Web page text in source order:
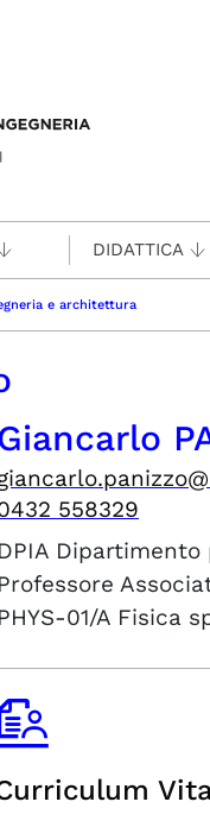
DIDATTICA
e architettura
558329
DPIA
Professore
PHYS-01/A Fisica